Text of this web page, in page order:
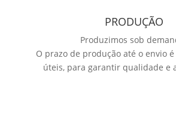
PRODUÇÃO
Produzimos sob
O prazo de produção até o envio
úteis, para garantir qualidade e